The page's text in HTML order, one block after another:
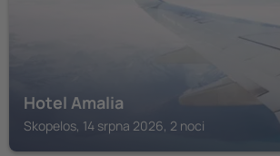
Hotel Amalia
Skopelos, 14 srpna 2026, 2 noci